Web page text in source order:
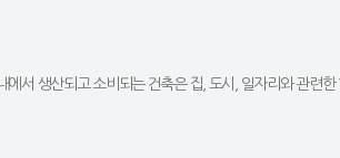
서 생산되고 소비되는 건축은 집, 도시, 일자리와 관련한